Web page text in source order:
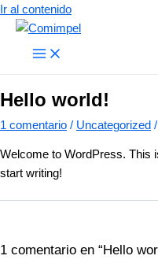
Ir al contenido
Hello world!
1 comentario / Uncategorized
Welcome to WordPress. This
start writing!
1 comentario en “Hello